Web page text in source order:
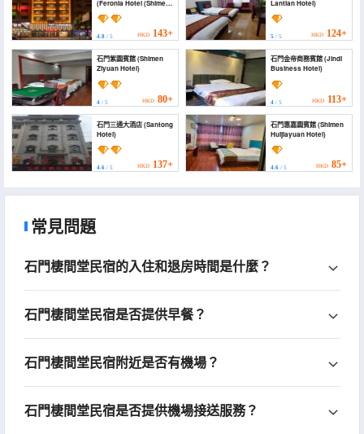
(Feronia Hotel (Shimen
Baofeng Road))
4.8 / 5 HKD 143+
Lantian Hotel)
5/ 5 HKD 124+
石門紫園賓館 (Shimen
Ziyuan Hotel)
4 / 5 HKD 80+
石門金帝商務賓館 (Jindi
Business Hotel)
4/ 5 HKD 113+
石門三通大酒店 (Santong
Hotel)
4.6 / 5 HKD 137+
石門惠嘉園賓館 (Shimen
Huijiayuan Hotel)
4.6/ 5 HKD 85+
常見問題
石門棲間堂民宿的入住和退房時間是什麼？
石門棲間堂民宿是否提供早餐？
石門棲間堂民宿附近是否有機場？
石門棲間堂民宿是否提供機場接送服務？